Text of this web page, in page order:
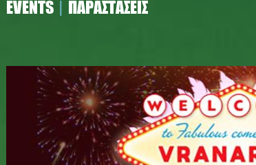
EVENTS ΠΑΡΑΣΤΆΣΕΙΣ
vranarama.jpg